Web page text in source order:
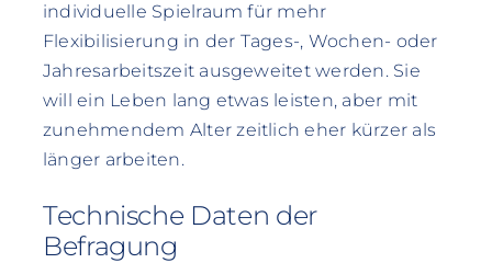
individuelle Spielraum für mehr
Flexibilisierung in der Tages-, Wochen- oder
Jahresarbeitszeit ausgeweitet werden. Sie
will ein Leben lang etwas leisten, aber mit
zunehmendem Alter zeitlich eher kürzer als
länger arbeiten.
Technische Daten der
Befragung